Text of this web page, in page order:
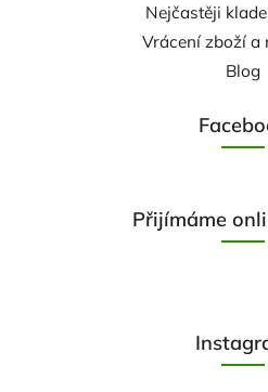
Nejčastěji
Vrácení zboží a
Blog
Přijímáme